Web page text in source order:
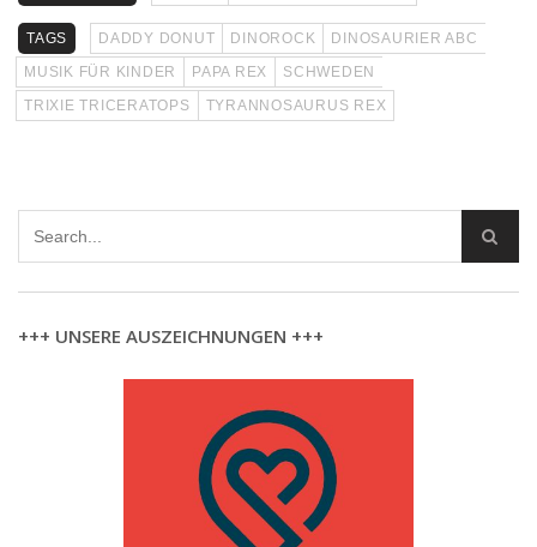
TAGS DADDY DONUT DINOROCK
DINOSAURIER ABC
MUSIK FÜR KINDER
PAPA REX
SCHWEDEN
TRIXIE TRICERATOPS
TYRANNOSAURUS REX
+++ UNSERE AUSZEICHNUNGEN +++